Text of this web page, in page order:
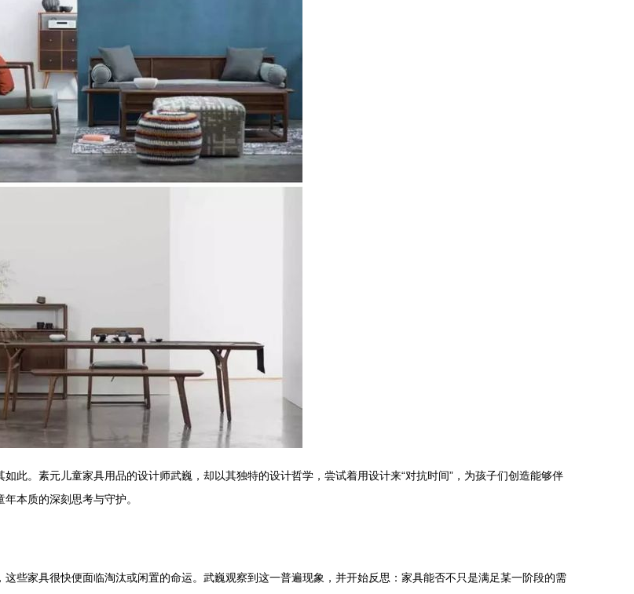
此。素元儿童家具用品的设计师武巍，却以其独特的设计哲学，尝试着用设计来“对抗时间”，为孩子们创造能够伴
本质的深刻思考与守护。
些家具很快便面临淘汰或闲置的命运。武巍观察到这一普遍现象，并开始反思：家具能否不只是满足某一阶段的需